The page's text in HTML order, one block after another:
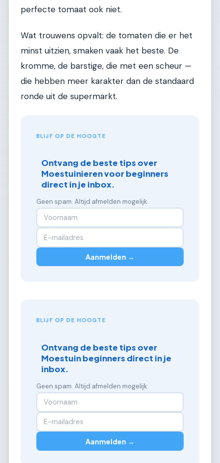
perfecte tomaat ook niet.
Wat trouwens opvalt: de tomaten die er het
minst uitzien, smaken vaak het beste. De
kromme, de barstige, die met een scheur —
die hebben meer karakter dan de standaard
ronde uit de supermarkt.
BLIJF OP DE HOOGTE
Ontvang de beste tips over
Moestuinieren voor beginners
direct in je inbox.
Geen spam. Altijd afmelden mogelijk.
Aanmelden →
BLIJF OP DE HOOGTE
Ontvang de beste tips over
Moestuin beginners direct in je
inbox.
Geen spam. Altijd afmelden mogelijk.
Aanmelden →